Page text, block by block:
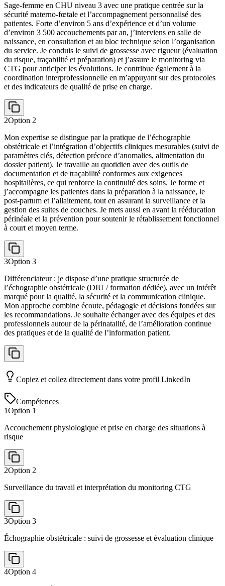
Sage-femme en CHU niveau 3 avec une pratique centrée sur la
sécurité materno-fœtale et l’accompagnement personnalisé des
patientes. Forte d’environ 5 ans d’expérience et d’un volume
d’environ 3 500 accouchements par an, j’interviens en salle de
naissance, en consultation et au bloc technique selon l’organisation
du service. Je conduis le suivi de grossesse avec rigueur (évaluation
du risque, traçabilité et préparation) et j’assure le monitoring via
CTG pour anticiper les évolutions. Je contribue également à la
coordination interprofessionnelle en m’appuyant sur des protocoles
et des indicateurs de qualité de prise en charge.
2Option 2
Mon expertise se distingue par la pratique de l’échographie
obstétricale et l’intégration d’objectifs cliniques mesurables (suivi de
paramètres clés, détection précoce d’anomalies, alimentation du
dossier patient). Je travaille au quotidien avec des outils de
documentation et de traçabilité conformes aux exigences
hospitalières, ce qui renforce la continuité des soins. Je forme et
j’accompagne les patientes dans la préparation à la naissance, le
post-partum et l’allaitement, tout en assurant la surveillance et la
gestion des suites de couches. Je mets aussi en avant la rééducation
périnéale et la prévention pour soutenir le rétablissement fonctionnel
à court et moyen terme.
3Option 3
Différenciateur : je dispose d’une pratique structurée de
l’échographie obstétricale (DIU / formation dédiée), avec un intérêt
marqué pour la qualité, la sécurité et la communication clinique.
Mon approche combine écoute, pédagogie et décisions fondées sur
les recommandations. Je souhaite échanger avec des équipes et des
professionnels autour de la périnatalité, de l’amélioration continue
des pratiques et de la qualité de l’information patient.
Copiez et collez directement dans votre profil LinkedIn
Compétences
1Option 1
Accouchement physiologique et prise en charge des situations à
risque
2Option 2
Surveillance du travail et interprétation du monitoring CTG
3Option 3
Échographie obstétricale : suivi de grossesse et évaluation clinique
4Option 4